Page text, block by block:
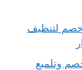
مفروشات بالخرج بـ40 % خصم لتنظيف
بالرياض بـ34% خصم وتلميع